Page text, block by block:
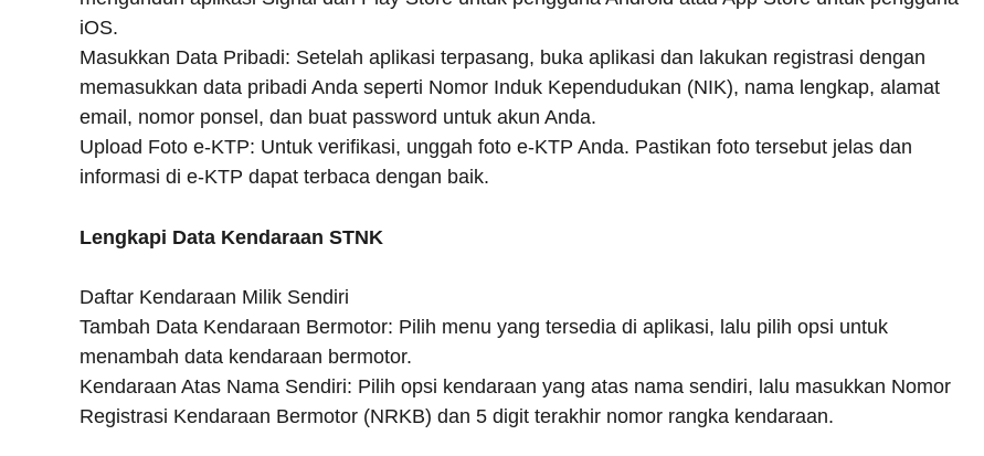
iOS.
Masukkan Data Pribadi: Setelah aplikasi terpasang, buka aplikasi dan lakukan registrasi dengan
memasukkan data pribadi Anda seperti Nomor Induk Kependudukan (NIK), nama lengkap, alamat
email, nomor ponsel, dan buat password untuk akun Anda.
Upload Foto e-KTP: Untuk verifikasi, unggah foto e-KTP Anda. Pastikan foto tersebut jelas dan
informasi di e-KTP dapat terbaca dengan baik.
Lengkapi Data Kendaraan STNK
Daftar Kendaraan Milik Sendiri
Tambah Data Kendaraan Bermotor: Pilih menu yang tersedia di aplikasi, lalu pilih opsi untuk
menambah data kendaraan bermotor.
Kendaraan Atas Nama Sendiri: Pilih opsi kendaraan yang atas nama sendiri, lalu masukkan Nomor
Registrasi Kendaraan Bermotor (NRKB) dan 5 digit terakhir nomor rangka kendaraan.